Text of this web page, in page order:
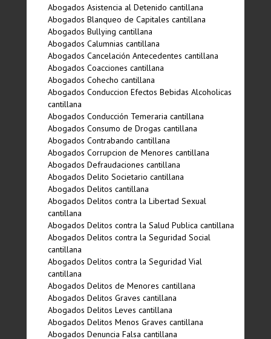
Abogados Asistencia al Detenido cantillana
Abogados Blanqueo de Capitales cantillana
Abogados Bullying cantillana
Abogados Calumnias cantillana
Abogados Cancelación Antecedentes cantillana
Abogados Coacciones cantillana
Abogados Cohecho cantillana
Abogados Conduccion Efectos Bebidas Alcoholicas
cantillana
Abogados Conducción Temeraria cantillana
Abogados Consumo de Drogas cantillana
Abogados Contrabando cantillana
Abogados Corrupcion de Menores cantillana
Abogados Defraudaciones cantillana
Abogados Delito Societario cantillana
Abogados Delitos cantillana
Abogados Delitos contra la Libertad Sexual
cantillana
Abogados Delitos contra la Salud Publica cantillana
Abogados Delitos contra la Seguridad Social
cantillana
Abogados Delitos contra la Seguridad Vial
cantillana
Abogados Delitos de Menores cantillana
Abogados Delitos Graves cantillana
Abogados Delitos Leves cantillana
Abogados Delitos Menos Graves cantillana
Abogados Denuncia Falsa cantillana